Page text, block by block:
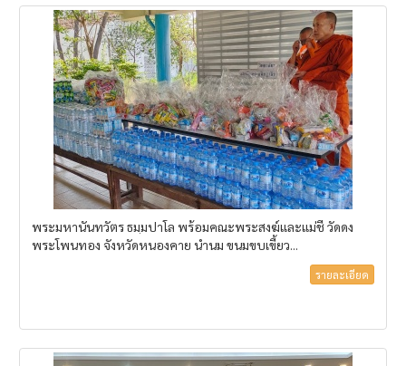
พระมหานันทวัตร ธมฺมปาโล พร้อมคณะพระสงฆ์และแม่ชี วัดดง
พระโพนทอง จังหวัดหนองคาย นำนม ขนมขบเขี้ยว...
รายละเอียด